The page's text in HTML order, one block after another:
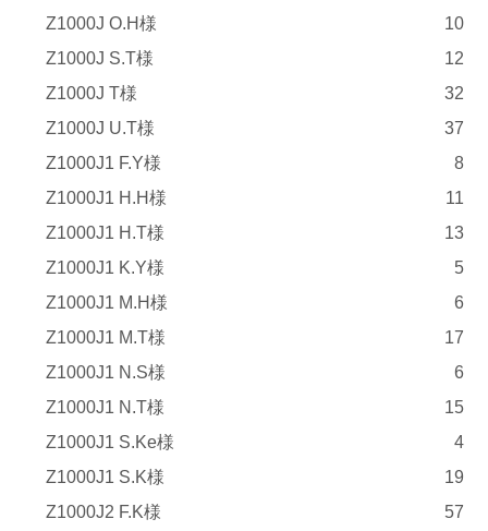
Z1000J O.H様
10
Z1000J S.T様
12
Z1000J T様
32
Z1000J U.T様
37
Z1000J1 F.Y様
8
Z1000J1 H.H様
11
Z1000J1 H.T様
13
Z1000J1 K.Y様
5
Z1000J1 M.H様
6
Z1000J1 M.T様
17
Z1000J1 N.S様
6
Z1000J1 N.T様
15
Z1000J1 S.Ke様
4
Z1000J1 S.K様
19
Z1000J2 F.K様
57